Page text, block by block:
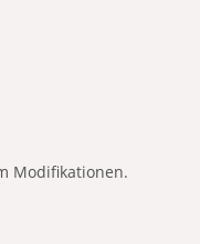
Modifikationen.